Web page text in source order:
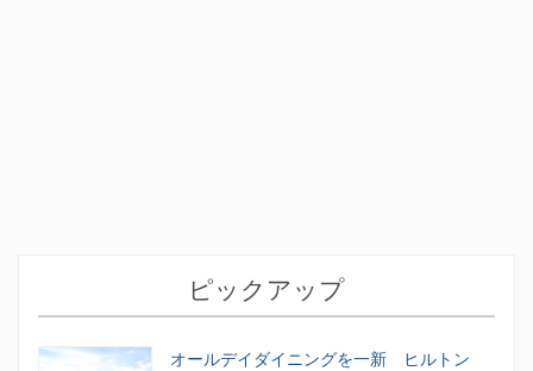
ピックアップ
オールデイダイニングを一新 ヒルトン